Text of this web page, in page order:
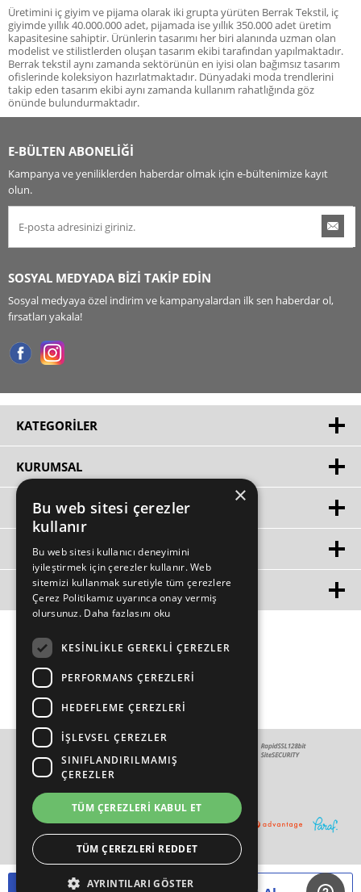
Üretimini iç giyim ve pijama olarak iki grupta yürüten Berrak Tekstil, iç
giyimde yıllık 40.000.000 adet, pijamada ise yıllık 350.000 adet üretim
kapasitesine sahiptir. Ürünlerin tasarımı her biri alanında uzman olan
modelist ve stilistlerden oluşan tasarım ekibi tarafından yapılmaktadır.
Berrak tekstil aynı zamanda sektörünün en iyisi olan bağımsız tasarım
ofislerinde koleksiyon hazırlatmaktadır. Dünyadaki moda trendlerini
takip eden tasarım ekibi aynı zamanda kullanım rahatlığında göz
önünde bulundurmaktadır.
E-BÜLTEN ABONELİĞİ
Kampanya ve yeniliklerden haberdar olmak için e-bültenimize kayıt
olun.
SOSYAL MEDYADA BİZİ TAKİP EDİN
Sosyal medyaya özel indirim ve kampanyalardan ilk sen haberdar ol,
fırsatları yakala!
KATEGORILER
KURUMSAL
HIZLI ERIŞIM
ÜYE
MÜŞTERİ HİZMETLERİ
×
Bu web sitesi çerezler
kullanır
Bu web sitesi kullanıcı deneyimini
iyileştirmek için çerezler kullanır. Web
sitemizi kullanmak suretiyle tüm çerezlere
Çerez Politikamız uyarınca onay vermiş
olursunuz. Daha fazlasını oku
KESINLIKLE GEREKLI ÇEREZLER
PERFORMANS ÇEREZLERI
HEDEFLEME ÇEREZLERI
İŞLEVSEL ÇEREZLER
SINIFLANDIRILMAMIŞ
ÇEREZLER
TÜM ÇEREZLERI KABUL ET
TÜM ÇEREZLERI REDDET
AYRINTILARI GÖSTER